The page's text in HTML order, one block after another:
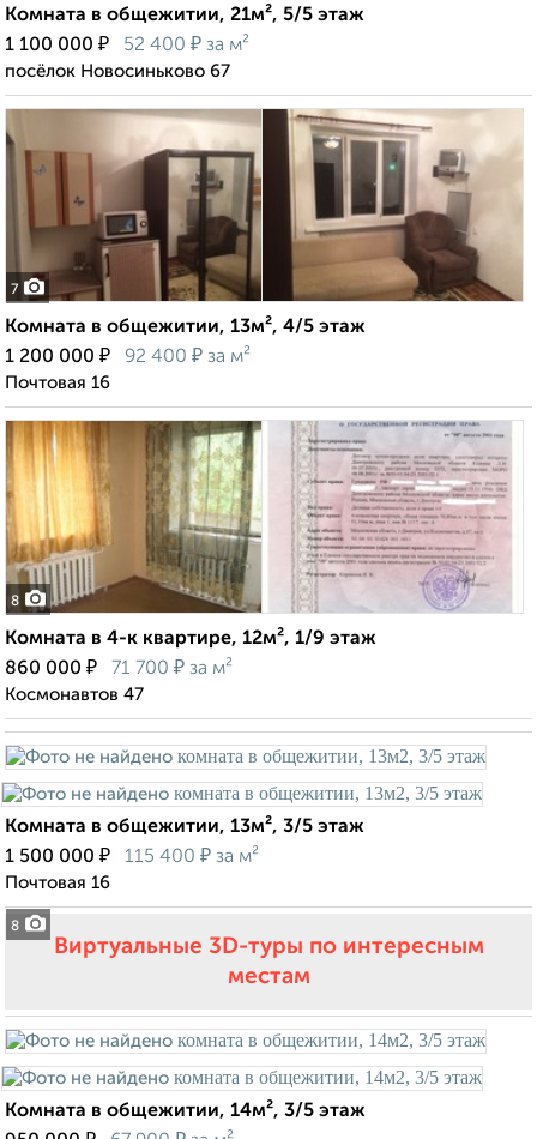
Комната в общежитии, 21м², 5/5 этаж
1 100 000 ₽ 52 400 ₽ за м²
посёлок Новосиньково 67
7
Комната в общежитии, 13м², 4/5 этаж
1 200 000 ₽ 92 400 ₽ за м²
Почтовая 16
8
Комната в 4-к квартире, 12м², 1/9 этаж
860 000 ₽ 71 700 ₽ за м²
Космонавтов 47
8
Комната в общежитии, 13м², 3/5 этаж
1 500 000 ₽ 115 400 ₽ за м²
Почтовая 16
Виртуальные 3D-туры по интересным
местам
Комната в общежитии, 14м², 3/5 этаж